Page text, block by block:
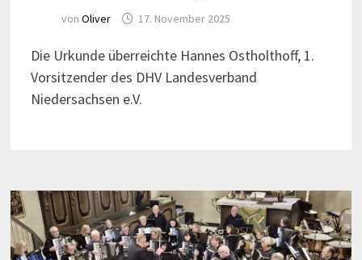
von Oliver 17. November 2025
Die Urkunde überreichte Hannes Ostholthoff, 1.
Vorsitzender des DHV Landesverband
Niedersachsen e.V.